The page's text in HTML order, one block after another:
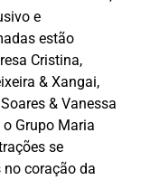
e
estão
Cristina,
& Xangai,
& Vanessa
Grupo Maria
se
coração da